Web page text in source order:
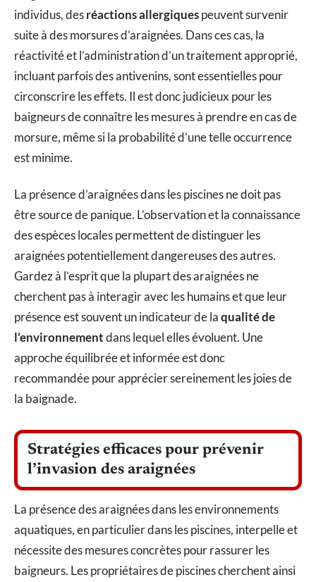
individus, desréactions allergiquespeuvent survenir
suite à des morsures d’araignées. Dans ces cas, la
réactivité et l’administration d’un traitement approprié,
incluant parfois des antivenins, sont essentielles pour
circonscrire les effets. Il est donc judicieux pour les
baigneurs de connaître les mesures à prendre en cas de
morsure, même si la probabilité d’une telle occurrence
est minime.
La présence d’araignées dans les piscines ne doit pas
être source de panique. L’observation et la connaissance
des espèces locales permettent de distinguer les
araignées potentiellement dangereuses des autres.
Gardez à l’esprit que la plupart des araignées ne
cherchent pas à interagir avec les humains et que leur
présence est souvent un indicateur de laqualité de
l’environnementdans lequel elles évoluent. Une
approche équilibrée et informée est donc
recommandée pour apprécier sereinement les joies de
la baignade.
Stratégies efficaces pour prévenir
l’invasion des araignées
La présence des araignées dans les environnements
aquatiques, en particulier dans les piscines, interpelle et
nécessite des mesures concrètes pour rassurer les
baigneurs. Les propriétaires de piscines cherchent ainsi